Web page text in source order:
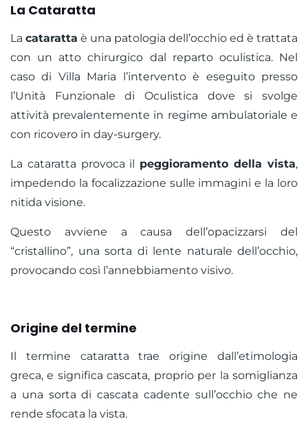
La Cataratta
La cataratta è una patologia dell’occhio ed è trattata
con un atto chirurgico dal reparto oculistica. Nel
caso di Villa Maria l’intervento è eseguito presso
l’Unità Funzionale di Oculistica dove si svolge
attività prevalentemente in regime ambulatoriale e
con ricovero in day-surgery.
La cataratta provoca il peggioramento della vista,
impedendo la focalizzazione sulle immagini e la loro
nitida visione.
Questo avviene a causa dell’opacizzarsi del
“cristallino”, una sorta di lente naturale dell’occhio,
provocando così l’annebbiamento visivo.
Origine del termine
Il termine cataratta trae origine dall’etimologia
greca, e significa cascata, proprio per la somiglianza
a una sorta di cascata cadente sull’occhio che ne
rende sfocata la vista.